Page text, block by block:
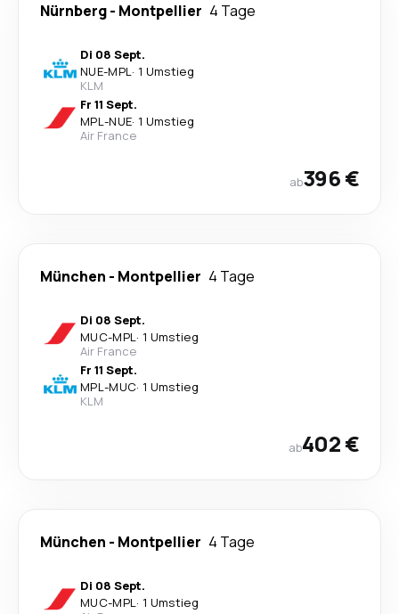
Nürnberg- Montpellier 4 Tage
Di 08 Sept.
NUE-MPL· 1 Umstieg
KLM
Fr 11 Sept.
MPL-NUE· 1 Umstieg
Air France
ab396 €
München - Montpellier 4 Tage
Di 08 Sept.
MUC-MPL· 1 Umstieg
Air France
Fr 11 Sept.
MPL-MUC· 1 Umstieg
KLM
ab402 €
München - Montpellier 4 Tage
Di 08 Sept.
MUC-MPL· 1 Umstieg